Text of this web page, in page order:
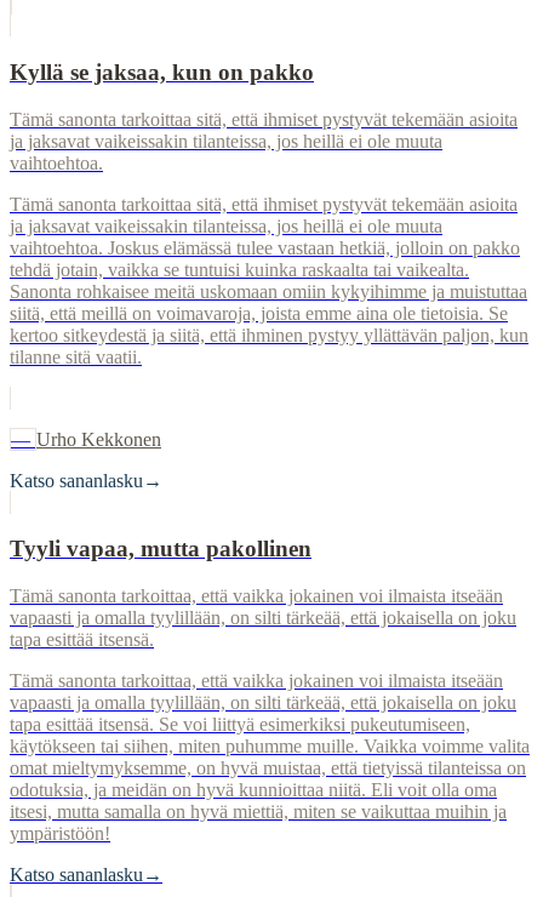
Kyllä se jaksaa, kun on pakko
Tämä sanonta tarkoittaa sitä, että ihmiset pystyvät tekemään asioita
ja jaksavat vaikeissakin tilanteissa, jos heillä ei ole muuta
vaihtoehtoa.
Tämä sanonta tarkoittaa sitä, että ihmiset pystyvät tekemään asioita
ja jaksavat vaikeissakin tilanteissa, jos heillä ei ole muuta
vaihtoehtoa. Joskus elämässä tulee vastaan hetkiä, jolloin on pakko
tehdä jotain, vaikka se tuntuisi kuinka raskaalta tai vaikealta.
Sanonta rohkaisee meitä uskomaan omiin kykyihimme ja muistuttaa
siitä, että meillä on voimavaroja, joista emme aina ole tietoisia. Se
kertoo sitkeydestä ja siitä, että ihminen pystyy yllättävän paljon, kun
tilanne sitä vaatii.
— Urho Kekkonen
Katso sananlasku →
Tyyli vapaa, mutta pakollinen
Tämä sanonta tarkoittaa, että vaikka jokainen voi ilmaista itseään
vapaasti ja omalla tyylillään, on silti tärkeää, että jokaisella on joku
tapa esittää itsensä.
Tämä sanonta tarkoittaa, että vaikka jokainen voi ilmaista itseään
vapaasti ja omalla tyylillään, on silti tärkeää, että jokaisella on joku
tapa esittää itsensä. Se voi liittyä esimerkiksi pukeutumiseen,
käytökseen tai siihen, miten puhumme muille. Vaikka voimme valita
omat mieltymyksemme, on hyvä muistaa, että tietyissä tilanteissa on
odotuksia, ja meidän on hyvä kunnioittaa niitä. Eli voit olla oma
itsesi, mutta samalla on hyvä miettiä, miten se vaikuttaa muihin ja
ympäristöön!
Katso sananlasku →